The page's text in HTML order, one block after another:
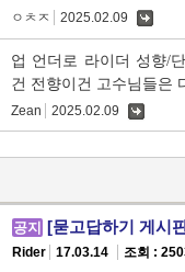
ㅇㅊㅈ 2025.02.09
업 언더로 라이더 성향/
건 전향이건 고수님들은
Zean 2025.02.09
공지 [묻고답하기 게시
Rider
17.03.14 조회 :